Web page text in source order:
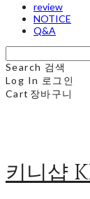
review
NOTICE
Q&A
Search 검색
Log In 로그인
Cart 장바구니
키니샵